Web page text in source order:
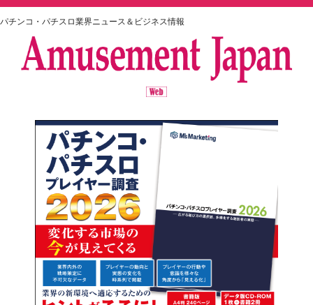
パチンコ・パチスロ業界ニュース＆ビジネス情報